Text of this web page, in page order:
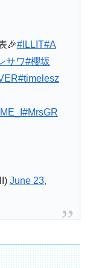
🎉#ILLIT#A
サワ#櫻坂
#timelesz
#MrsGR
June 23,